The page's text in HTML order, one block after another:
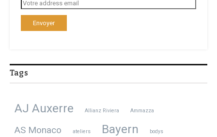
Tags
AJ Auxerre Allianz Riviera Ammazza
AS Monaco ateliers Bayern bodys